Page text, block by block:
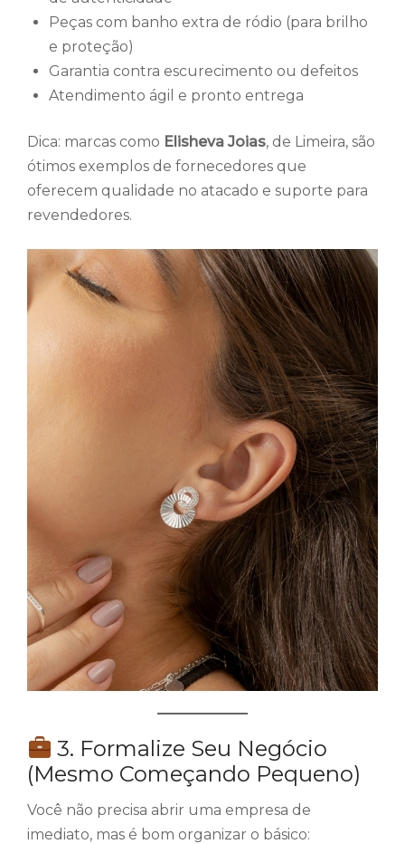
Peças com banho extra de ródio (para brilho
e proteção)
Garantia contra escurecimento ou defeitos
Atendimento ágil e pronto entrega
Dica: marcas como Elisheva Joias, de Limeira, são
ótimos exemplos de fornecedores que
oferecem qualidade no atacado e suporte para
revendedores.
3. Formalize Seu Negócio
(Mesmo Começando Pequeno)
Você não precisa abrir uma empresa de
imediato, mas é bom organizar o básico: